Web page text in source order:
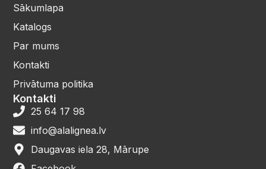
Sākumlapa
Katalogs
Par mums
Kontakti
Privātuma politika
Kontakti
25 64 17 98
info@alalignea.lv
Daugavas iela 28, Mārupe